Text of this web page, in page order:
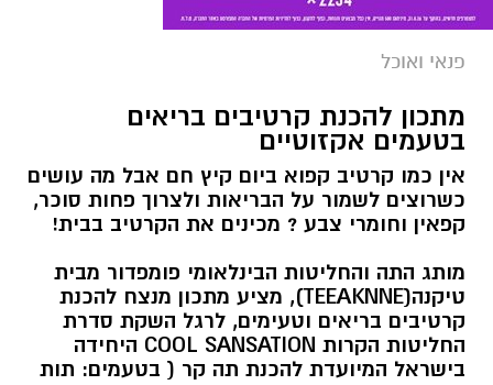
פנאי ואוכל
מתכון להכנת קרטיבים בריאים
בטעמים אקזוטיים
אין כמו קרטיב קפוא ביום קיץ חם אבל מה עושים
כשרוצים לשמור על הבריאות ולצרוך פחות סוכר,
קפאין וחומרי צבע ? מכינים את הקרטיב בבית!
מותג התה והחליטות הבינלאומי פומפדור מבית
טיקנה(TEEAKNNE), מציע מתכון מנצח להכנת
קרטיבים בריאים וטעימים, לרגל השקת סדרת
החליטות הקרות COOL SANSATION היחידה
בישראל המיועדת להכנת תה קר ( בטעמים: תות